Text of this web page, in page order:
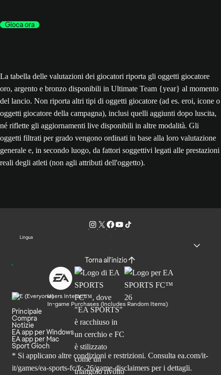
Gioca ora
La tabella delle valutazioni dei giocatori riporta gli oggetti giocatore
oro, argento e bronzo disponibili in Ultimate Team {year} al momento
del lancio. Non riporta altri tipi di oggetti giocatore (ad es. eroi, icone o
oggetti giocatore della campagna), inclusi quelli aggiunti dopo luscita,
né riflette gli aggiornamenti live disponibili in altre modalità. Gli
oggetti filtrati per grado vengono ordinati in base alla loro valutazione
generale e, in secondo luogo, da fattori soggettivi legati alle prestazioni
reali degli atleti (non agli attributi dell'oggetto).
Lingua
Torna all'inizio
Users Interact
In-game Purchases (Includes Random Items)
Principale
Compra
Notizie
EA app per Windows
EA app per Mac
Sport Gioch
* Si applicano altre condizioni e restrizioni. Consulta ea.com/it-
it/games/ea-sports-fc/fc-26/game-disclaimers per i dettagli.